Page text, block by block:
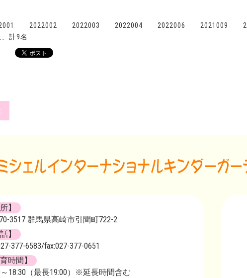
2022002 2022003 2022004 2022006 2021009
、計9名
】
3517 群馬県高崎市引間町722-2
】
377-6583/fax:027-377-0651
時間】
～18:30（最長19:00）※延長時間含む